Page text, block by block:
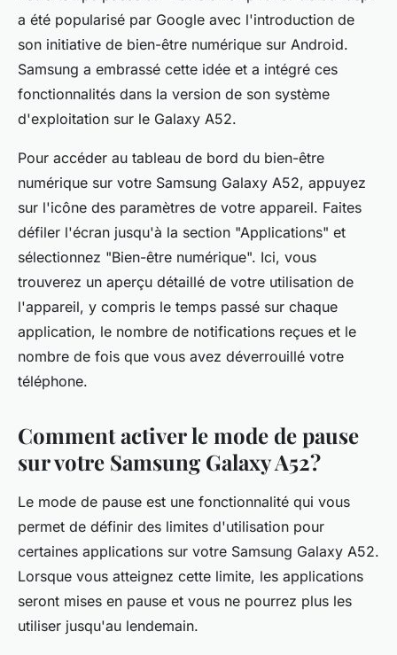
a été popularisé par Google avec l'introduction de
son initiative de bien-être numérique sur Android.
Samsung a embrassé cette idée et a intégré ces
fonctionnalités dans la version de son système
d'exploitation sur le Galaxy A52.
Pour accéder au tableau de bord du bien-être
numérique sur votre Samsung Galaxy A52, appuyez
sur l'icône des paramètres de votre appareil. Faites
défiler l'écran jusqu'à la section "Applications" et
sélectionnez "Bien-être numérique". Ici, vous
trouverez un aperçu détaillé de votre utilisation de
l'appareil, y compris le temps passé sur chaque
application, le nombre de notifications reçues et le
nombre de fois que vous avez déverrouillé votre
téléphone.
Comment activer le mode de pause
sur votre Samsung Galaxy A52?
Le mode de pause est une fonctionnalité qui vous
permet de définir des limites d'utilisation pour
certaines applications sur votre Samsung Galaxy A52.
Lorsque vous atteignez cette limite, les applications
seront mises en pause et vous ne pourrez plus les
utiliser jusqu'au lendemain.